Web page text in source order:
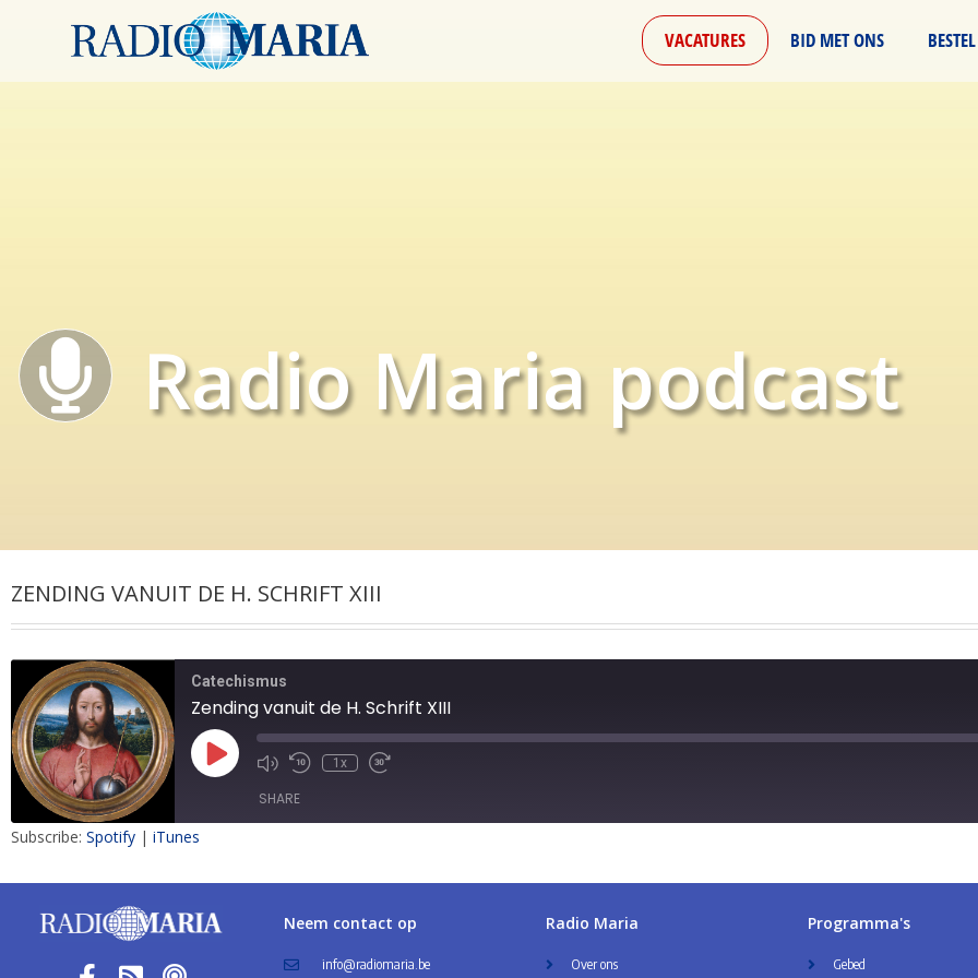
VACATURES BID MET ONS BESTEL
Radio Maria podcast
ZENDING VANUIT DE H. SCHRIFT XIII
Catechismus
Zending vanuit de H. Schrift XIII
1x
SHARE
LINK
Subscribe: Spotify | iTunes
Neem contact op
info@radiomaria.be
Radio Maria
Over ons
Programma's
Gebed